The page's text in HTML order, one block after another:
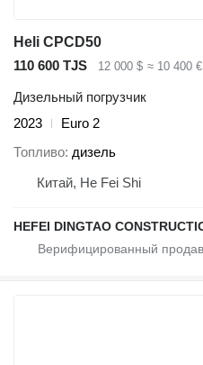
Heli CPCD50
110 600 TJS
12 000 $ ≈ 10 400 €
Дизельный погрузчик
2023
Euro 2
Топливо дизель
Китай, He Fei Shi